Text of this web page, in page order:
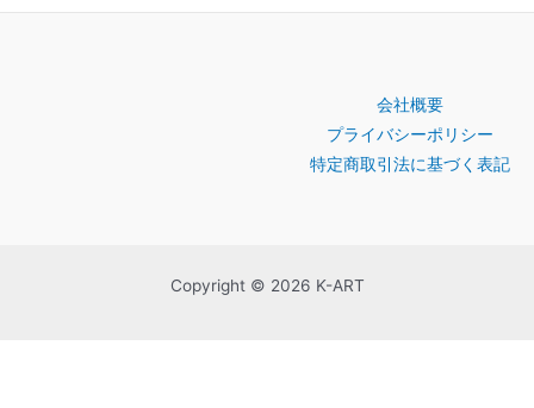
会社概要
プライバシーポリシー
特定商取引法に基づく表記
Copyright © 2026 K-ART